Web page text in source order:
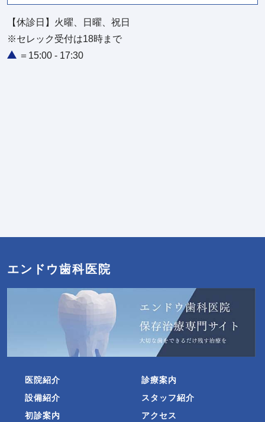
【休診日】火曜、日曜、祝日
※セレック受付は18時まで
＝15:00 - 17:30
エンドウ歯科医院
医院紹介
設備紹介
初診案内
診療案内
スタッフ紹介
アクセス